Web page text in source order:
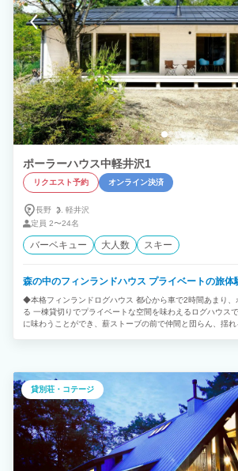
ポーラーハウス中軽井沢1
リクエスト予約 オンライン決済
長野
軽井沢
定員 2〜24名
バーベキュー 大人数 スキー
森の中のフィンランドハウス プライベートの旅体
◆本格フィンランドログハウス 都心から車で2時間あまり、
る 一棟貸切りでプライベートな空間を味わえるログハウス
に味わうことができ、薪ストーブの前で仲間と団らん、揺れ
い豊穣なる時が、一年を通じてあなたを待っています。 家
ル、企業研修など様々なシチュエーションでご利用いただけ
貸別荘・コテージ